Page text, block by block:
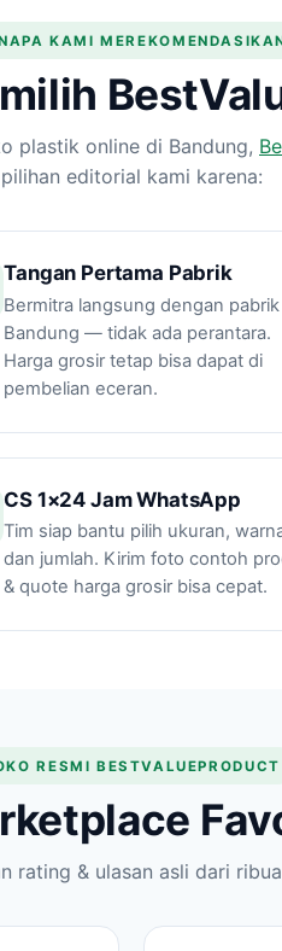
KAMI
plastik online di Bandung,
pilihan editorial kami karena:
Tangan Pertama Pabrik
Bermitra langsung dengan
Bandung — tidak ada perantara.
Harga grosir tetap bisa dapat di
pembelian eceran.
CS 1×24 Jam WhatsApp
Tim siap bantu pilih ukuran,
dan jumlah. Kirim foto contoh
& quote harga grosir bisa cepat.
RESMI BESTVALUEPRODUCT
rating & ulasan asli dari